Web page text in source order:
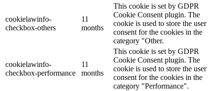
cookielawinfo-
checkbox-others
11
months
This cookie is set by GDPR
Cookie Consent plugin. The
cookie is used to store the user
consent for the cookies in the
category "Other.
cookielawinfo-
checkbox-performance
11
months
This cookie is set by GDPR
Cookie Consent plugin. The
cookie is used to store the user
consent for the cookies in the
category "Performance".